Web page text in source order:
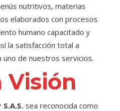
nutritivos, materias
elaborados con procesos
humano capacitado y
la satisfacción total a
de nuestros servicios.
Visión
sea reconocida como